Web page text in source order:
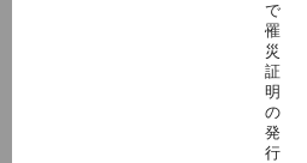
で
罹
災
証
明
の
発
行